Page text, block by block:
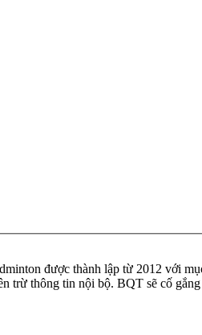
được thành lập từ 2012 với
trừ thông tin nội bộ. BQT sẽ cố